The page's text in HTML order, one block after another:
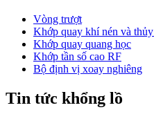
Vòng trượt
Khớp quay khí nén và
Khớp quay quang học
Khớp tần số cao RF
Bộ định vị xoay nghiêng
Tin tức khổng lồ